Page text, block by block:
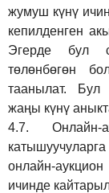
жумуш күнү
кепилденген
Эгерде бул
төлөнбөгөн
таанылат. Бул
жаңы күнү
4.7.
онлайн-
ичинде